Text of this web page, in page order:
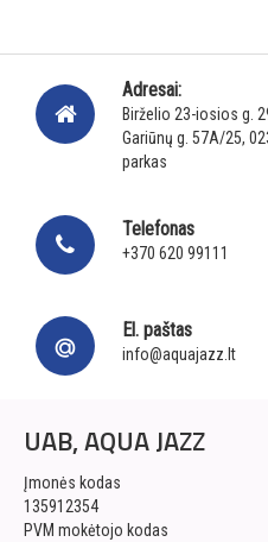
Adresai:
Birželio 23-iosios g.
Gariūnų g. 57A/25,
parkas
Telefonas
+370 620 99111
El. paštas
info@aquajazz.lt
UAB, AQUA JAZZ
Įmonės kodas
135912354
PVM mokėtojo kodas